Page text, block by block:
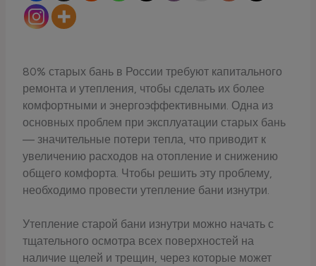
80% старых бань в России требуют капитального
ремонта и утепления, чтобы сделать их более
комфортными и энергоэффективными. Одна из
основных проблем при эксплуатации старых бань
— значительные потери тепла, что приводит к
увеличению расходов на отопление и снижению
общего комфорта. Чтобы решить эту проблему,
необходимо провести утепление бани изнутри.
Утепление старой бани изнутри можно начать с
тщательного осмотра всех поверхностей на
наличие щелей и трещин, через которые может